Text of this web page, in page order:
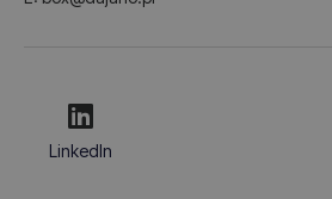
LinkedIn